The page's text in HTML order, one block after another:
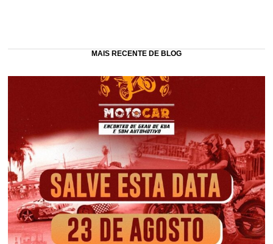
MAIS RECENTE DE BLOG